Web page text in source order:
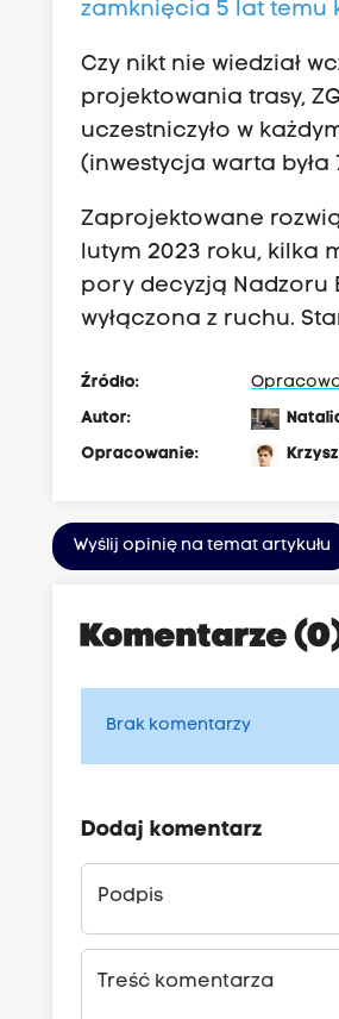
zamknięcia 5 lat temu
Czy nikt nie wiedział
projektowania trasy,
uczestniczyło w
(inwestycja warta była
Zaprojektowane
lutym 2023 roku, kilka
pory decyzją Nadzoru
wyłączona z ruchu.
Źródło:
Autor:
Opracowanie:
Wyślij opinię na temat artykułu
Komentarze
Brak komentarzy
Dodaj komentarz
Podpis
Treść komentarza